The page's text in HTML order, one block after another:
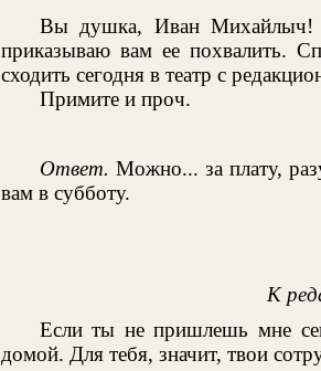
Вы душка, Иван Михайлыч!
приказываю вам ее похвалить.
сходить сегодня в театр с
Примите и проч.
Ответ. Можно... за плату,
вам в субботу.
К
Если ты не пришлешь мне
домой. Для тебя, значит, твои